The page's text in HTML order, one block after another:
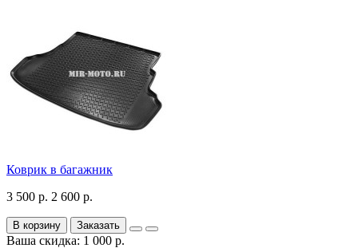
Коврик в багажник
3 500 р. 2 600 р.
В корзину Заказать
Ваша скидка: 1 000 р.